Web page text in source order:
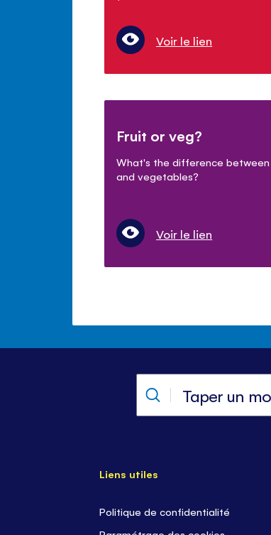
Voir le lien
Fruit or veg?
What's the difference
and vegetables?
Voir le lien
Liens utiles
Politique de confidentialité